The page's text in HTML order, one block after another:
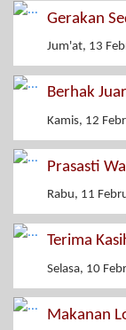
Gerakan
Jum'at, 13
Berhak
Kamis, 12
Prasasti
Rabu, 11
Terima
Selasa, 10
Makanan